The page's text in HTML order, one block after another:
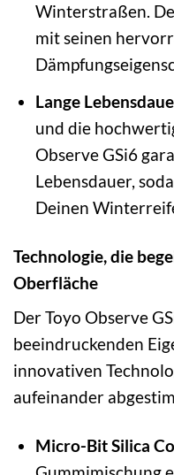
Winterstraßen.
mit seinen
Lange
und die
Observe GSi6
Lebensdauer,
Deinen
Technologie, die
Oberfläche
Der Toyo Observe
beeindruckenden
innovativen
aufeinander
Micro-Bit Silica